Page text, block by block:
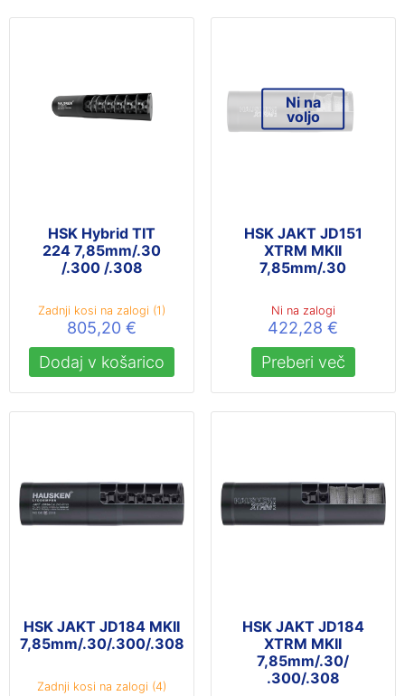
HSK Hybrid TIT
224 7,85mm/.30
/.300 /.308
Zadnji kosi na zalogi (1)
805,20€
Dodaj v košarico
Ni na
voljo
HSK JAKT JD151
XTRM MKII
7,85mm/.30
Ni na zalogi
422,28€
Preberi več
HSK JAKT JD184 MKII
7,85mm/.30/.300/.308
Zadnji kosi na zalogi (4)
HSK JAKT JD184
XTRM MKII
7,85mm/.30/
.300/.308